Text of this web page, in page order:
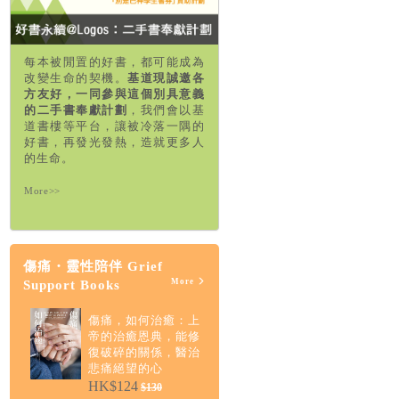
每本被閒置的好書，都可能成為
改變生命的契機。基道現誠邀各
方友好，一同參與這個別具意義
的二手書奉獻計劃 ，我們會以基
道書樓等平台，讓被冷落一隅的
好書，再發光發熱，造就更多人
的生命。
More>>
傷痛・靈性陪伴 Grief
Support Books
More
傷痛，如何治癒：上
帝的治癒恩典，能修
復破碎的關係，醫治
悲痛絕望的心
HK$124 $130